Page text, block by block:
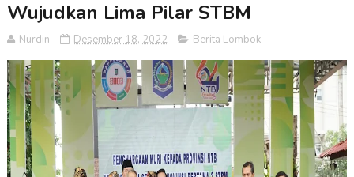
Wujudkan Lima Pilar STBM
Nurdin Desember 18, 2022 Berita Lombok